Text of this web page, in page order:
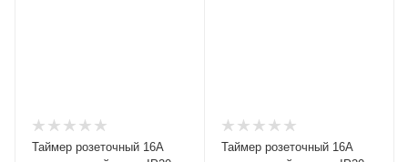
Таймер розеточный 16А
Таймер розеточный 16А